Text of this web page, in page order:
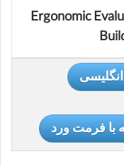
Ergonomic
انگلیسی
با فرمت ورد